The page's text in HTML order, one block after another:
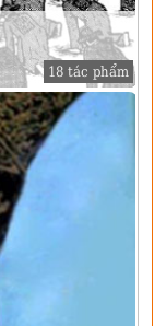
18 tác phẩm